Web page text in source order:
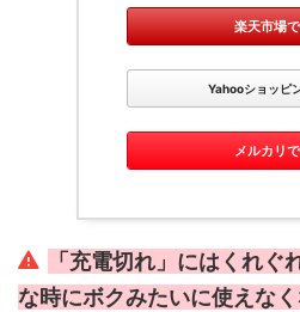
楽天市場
Yahooショッピ
メルカリ
「充電切れ」にはくれぐ
な時にボクみたいに使えなく